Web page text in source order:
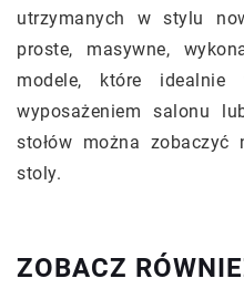
utrzymanych w stylu
proste, masywne,
modele, które idealnie
wyposażeniem salonu
stołów można
stoly.
ZOBACZ